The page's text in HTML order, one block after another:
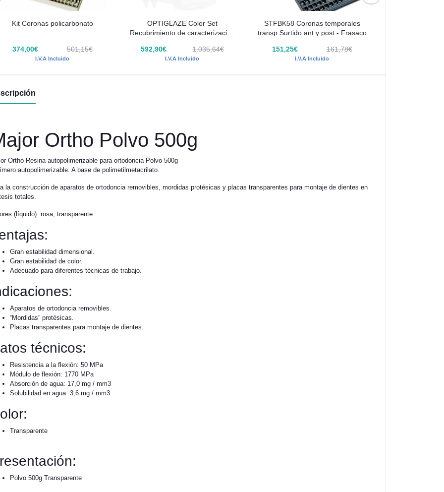
Kit Coronas policarbonato
374,00€ 501,15€
I.V.A Incluido
OPTIGLAZE Color Set
Recubrimiento de caracterización
592,90€
1.035,64€
I.V.A Incluido
STFBK58 Coronas temporales
transp Surtido ant y post - Frasaco
151,25€ 161,78€
I.V.A Incluido
Ortho Polvo 500g
Ortho Resina autopolimerizable para ortodoncia Polvo 500g
autopolimerizable. A base de polimetilmetacrilato.
la construcción de aparatos de ortodoncia removibles, mordidas protésicas y placas transparentes para montaje de dientes en
totales.
(líquido): rosa, transparente.
Granestabilidad dimensional.
Gran estabilidad de color.
Adecuado para diferentes técnicas de trabajo.
Aparatos de ortodoncia removibles.
“Mordidas” protésicas.
Placas transparentes para montaje de dientes.
técnicos:
Resistencia a la flexión: 50 MPa
Módulo de flexión: 1770 MPa
Absorción de agua: 17,0 mg / mm3
Solubilidad en agua: 3,6 mg / mm3
Transparente
Polvo 500g Transparente